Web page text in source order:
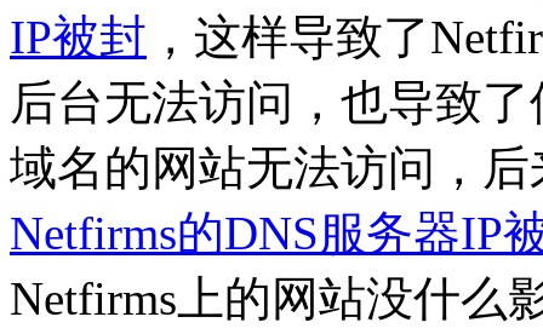
IP被封 ，这样导致了
后台无法访问，也导致
域名的网站无法访问，
Netfirms的DNS服务器IP
Netfirms上的网站没什么